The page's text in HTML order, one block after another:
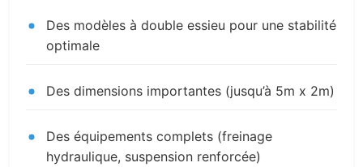
Des modèles à double essieu pour une stabilité
optimale
Des dimensions importantes (jusqu’à 5m x 2m)
Des équipements complets (freinage
hydraulique, suspension renforcée)